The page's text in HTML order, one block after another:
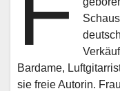
Bardame,
sie freie Autorin.